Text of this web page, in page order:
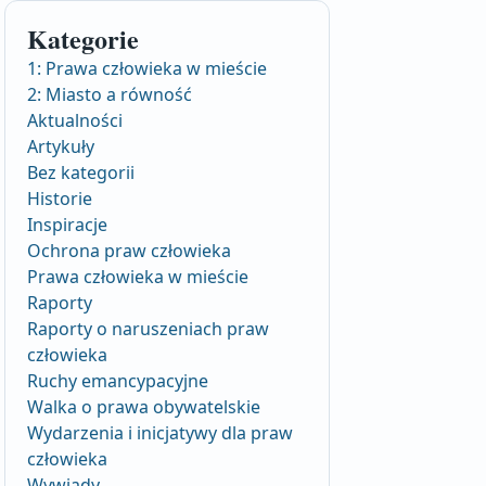
Kategorie
1: Prawa człowieka w mieście
2: Miasto a równość
Aktualności
Artykuły
Bez kategorii
Historie
Inspiracje
Ochrona praw człowieka
Prawa człowieka w mieście
Raporty
Raporty o naruszeniach praw
człowieka
Ruchy emancypacyjne
Walka o prawa obywatelskie
Wydarzenia i inicjatywy dla praw
człowieka